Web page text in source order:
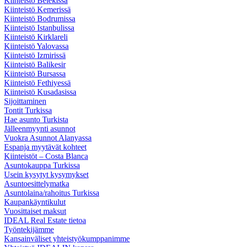
Kiinteistö Kemerissä
Kiinteistö Bodrumissa
Kiinteistö Istanbulissa
Kiinteistö Kirklareli
Kiinteistö Yalovassa
Kiinteistö Izmirissä
Kiinteistö Balikesir
Kiinteistö Bursassa
Kiinteistö Fethiyessä
Kiinteistö Kusadasissa
Sijoittaminen
Tontit Turkissa
Hae asunto Turkista
Jälleenmyynti asunnot
Vuokra Asunnot Alanyassa
Espanja myytävät kohteet
Kiinteistöt – Costa Blanca
Asuntokauppa Turkissa
Usein kysytyt kysymykset
Asuntoesittelymatka
Asuntolaina/rahoitus Turkissa
Kaupankäyntikulut
Vuosittaiset maksut
IDEAL Real Estate tietoa
Työntekijämme
Kansainväliset yhteistyökumppanimme